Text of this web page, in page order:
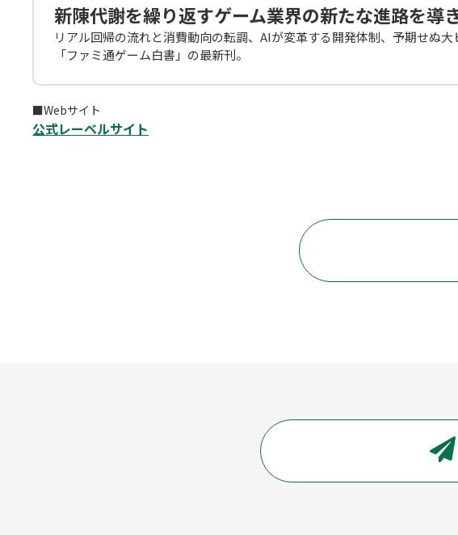
新陳代謝を繰り返すゲーム業界の新たな進路を導
リアル回帰の流れと消費動向の転調、AIが変革する開発体制、予期せぬ
「ファミ通ゲーム白書」の最新刊。
■Webサイト
公式レーベルサイト